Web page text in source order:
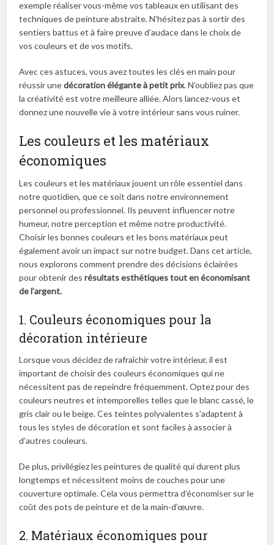
exemple réaliser vous-même vos tableaux en utilisant des
techniques de peinture abstraite. N’hésitez pas à sortir des
sentiers battus et à faire preuve d’audace dans le choix de
vos couleurs et de vos motifs.
Avec ces astuces, vous avez toutes les clés en main pour
réussir unedécoration élégante à petit prix. N’oubliez pas que
la créativité est votre meilleure alliée. Alors lancez-vous et
donnez une nouvelle vie à votre intérieur sans vous ruiner.
Les couleurs et les matériaux
économiques
Les couleurs et les matériaux jouent un rôle essentiel dans
notre quotidien, que ce soit dans notre environnement
personnel ou professionnel. Ils peuvent influencer notre
humeur, notre perception et même notre productivité.
Choisir les bonnes couleurs et les bons matériaux peut
également avoir un impact sur notre budget. Dans cet article,
nous explorons comment prendre des décisions éclairées
pour obtenir desrésultats esthétiques tout en économisant
de l’argent.
1. Couleurs économiques pour la
décoration intérieure
Lorsque vous décidez de rafraîchir votre intérieur, il est
important de choisir des couleurs économiques qui ne
nécessitent pas de repeindre fréquemment. Optez pour des
couleurs neutres et intemporelles telles que le blanc cassé, le
gris clair ou le beige. Ces teintes polyvalentes s’adaptent à
tous les styles de décoration et sont faciles à associer à
d’autres couleurs.
De plus, privilégiez les peintures de qualité qui durent plus
longtemps et nécessitent moins de couches pour une
couverture optimale. Cela vous permettra d’économiser sur le
coût des pots de peinture et de la main-d’œuvre.
2. Matériaux économiques pour